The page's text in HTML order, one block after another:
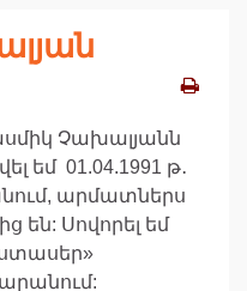
Չախալյանն
եմ 01.04.1991 թ․
արմատներս
են: Սովորել եմ